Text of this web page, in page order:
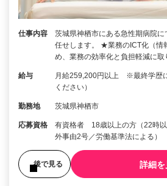
仕事内容
茨城県神栖市にある急性期病院
任せします。 ★業務のICT化（情
め、業務の効率化と負担軽減に取
給与
月給259,200円以上 ※最終学歴
ください）
勤務地 茨城県神栖市
応募資格
有資格者 18歳以上の方（22時
外事由2号／労働基準法による）
後で見る 詳細を